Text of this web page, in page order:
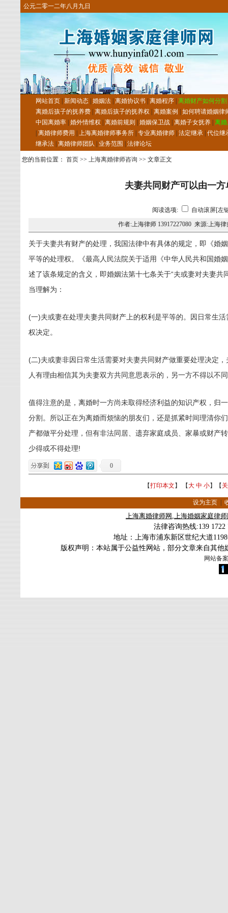
公元二零一二年八月九日
网站首页 新闻动态 婚姻法 离婚协议书 离婚程序 离婚财产如何分割
离婚后孩子的抚养费 离婚后孩子的抚养权 离婚案例
如何聘请婚姻律
中国离婚率 婚外情维权 离婚前规则 婚姻保卫战 离婚子女抚养 离
离婚律师费用 上海离婚律师事务所 专业离婚律师 法定继承 代位继
继承法 离婚律师团队 业务范围 法律论坛
您的当前位置： 首页 >> 上海离婚律师咨询 >> 文章正文
夫妻共同财产可以由一
阅读选项:
自动滚屏[左
作者:上海律师 13917227080 来源:上海
关于夫妻共有财产的处理，我国法律中有具体的规定，即《婚
平等的处理权。《最高人民法院关于适用《中华人民共和国婚
述了该条规定的含义，即婚姻法第十七条关于“夫或妻对夫妻共
当理解为：
(一)夫或妻在处理夫妻共同财产上的权利是平等的。因日常生
权决定。
(二)夫或妻非因日常生活需要对夫妻共同财产做重要处理决定
人有理由相信其为夫妻双方共同意思表示的，另一方不得以不
值得注意的是，离婚时一方尚未取得经济利益的知识产权，归
分割。所以正在为离婚而烦恼的朋友们，还是抓紧时间理清你
产都做平分处理，但有非法同居、遗弃家庭成员、家暴或财产
少得或不得处理!
0
【打印本文 】 【大 中 小】【
设为主页
上海离婚律师网 ,上海婚姻家庭律
法律咨询热线:139
地址：上海市浦东新区世纪大道
版权声明：本站属于公益性网站，部分文章来自其
网站备